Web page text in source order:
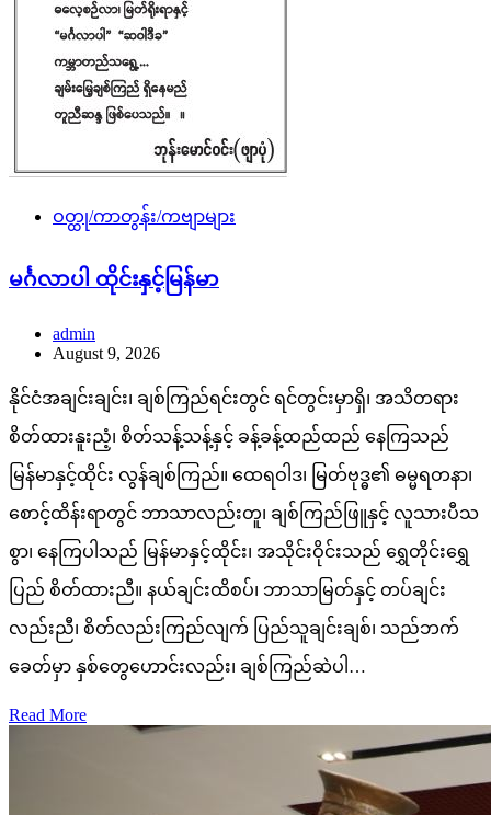
ဝတ္ထု/ကာတွန်း/ကဗျာများ
မင်္ဂလာပါ ထိုင်းနှင့်မြန်မာ
admin
August 9, 2026
နိုင်ငံအချင်းချင်း၊ ချစ်ကြည်ရင်းတွင် ရင်တွင်းမှာရှိ၊ အသိတရား
စိတ်ထားနူးညံ့၊ စိတ်သန့်သန့်နှင့် ခန့်ခန့်ထည်ထည် နေကြသည်
မြန်မာနှင့်ထိုင်း လွန်ချစ်ကြည်။ ထေရဝါဒ၊ မြတ်ဗုဒ္ဓ၏ ဓမ္မရတနာ၊
စောင့်ထိန်းရာတွင် ဘာသာလည်းတူ၊ ချစ်ကြည်ဖြူနှင့် လူသားပီသ
စွာ၊ နေကြပါသည် မြန်မာနှင့်ထိုင်း၊ အသိုင်းဝိုင်းသည် ရွှေတိုင်းရွှေ
ပြည် စိတ်ထားညီ။ နယ်ချင်းထိစပ်၊ ဘာသာမြတ်နှင့် တပ်ချင်း
လည်းညီ၊ စိတ်လည်းကြည်လျက် ပြည်သူချင်းချစ်၊ သည်ဘက်
ခေတ်မှာ နှစ်တွေဟောင်းလည်း၊ ချစ်ကြည်ဆဲပါ…
Read More